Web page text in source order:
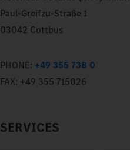
Paul-Greifzu-Straße 1
03042 Cottbus
PHONE: +49 355 738 0
FAX: +49 355 715026
SERVICES